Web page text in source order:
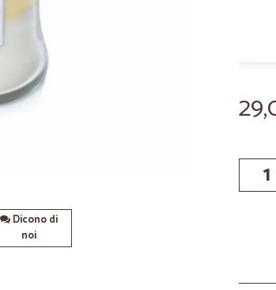
Dicono di
noi